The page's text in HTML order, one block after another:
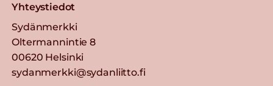
Yhteystiedot
Sydänmerkki
Oltermannintie 8
00620 Helsinki
sydanmerkki@sydanliitto.fi